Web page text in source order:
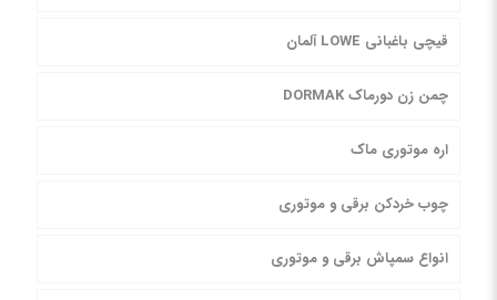
قیچی باغبانی LOWE آلمان
چمن زن دورماک DORMAK
اره موتوری ماک
چوب خردکن برقی و موتوری
انواع سمپاش برقی و موتوری